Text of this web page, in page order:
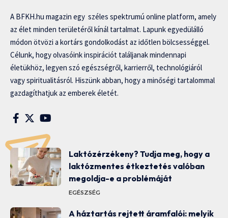
A BFKH.hu magazin egy széles spektrumú online platform, amely
az élet minden területéről kínál tartalmat. Lapunk egyedülálló
módon ötvözi a kortárs gondolkodást az időtlen bölcsességgel.
Célunk, hogy olvasóink inspirációt találjanak mindennapi
életükhöz, legyen szó egészségről, karrierről, technológiáról
vagy spiritualitásról. Hiszünk abban, hogy a minőségi tartalommal
gazdagíthatjuk az emberek életét.
Laktózérzékeny? Tudja meg, hogy a
laktózmentes étkeztetés valóban
megoldja-e a problémáját
EGÉSZSÉG
A háztartás rejtett áramfalói: melyik